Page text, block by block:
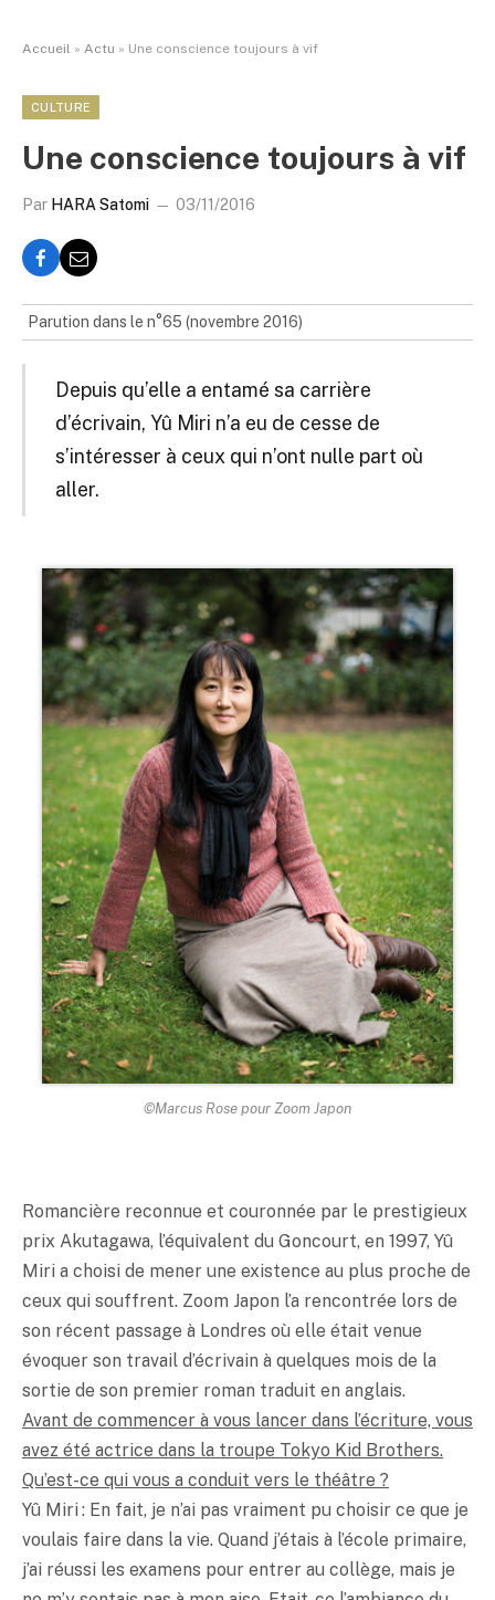
Accueil » Actu » Une conscience toujours à vif
CULTURE
Une conscience toujours à vif
Par HARA Satomi 03/11/2016
Parution dans le n°65 (novembre 2016)
Depuis qu’elle a entamé sa carrière
d’écrivain, Yû Miri n’a eu de cesse de
s’intéresser à ceux qui n’ont nulle part où
aller.
©Marcus Rose pour Zoom Japon
Romancière reconnue et couronnée par le prestigieux
prix Akutagawa, l’équivalent du Goncourt, en 1997, Yû
Miri a choisi de mener une existence au plus proche de
ceux qui souffrent. Zoom Japon l’a rencontrée lors de
son récent passage à Londres où elle était venue
évoquer son travail d’écrivain à quelques mois de la
sortie de son premier roman traduit en anglais.
Avant de commencer à vous lancer dans l’écriture, vous
avez été actrice dans la troupe Tokyo Kid Brothers.
Qu’est-ce qui vous a conduit vers le théâtre ?
Yû Miri : En fait, je n’ai pas vraiment pu choisir ce que je
voulais faire dans la vie. Quand j’étais à l’école primaire,
j’ai réussi les examens pour entrer au collège, mais je